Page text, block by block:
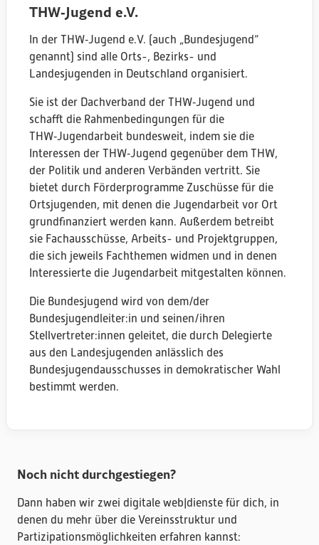
Hannover
Hannover
Verden
Oldenburg
Bremen
Oldenburg
Göttingen
Buxtehude
Hannover
Buxtehude
Braunschweig
Braunschweig
Hannover
Oldenburg
Lingen
Braunschweig
Verden
Lingen
Lingen
Göttingen
THW‑Jugend e.V.
In der THW‑Jugend e.V. (auch „Bundesjugend“
genannt) sind alle Orts-, Bezirks- und
Landesjugenden in Deutschland organisiert.
Sie ist der Dachverband der THW‑Jugend und
schafft die Rahmenbedingungen für die
THW‑Jugendarbeit bundesweit, indem sie die
Interessen der THW‑Jugend gegenüber dem THW,
der Politik und anderen Verbänden vertritt. Sie
bietet durch Förderprogramme Zuschüsse für die
Ortsjugenden, mit denen die Jugendarbeit vor Ort
grundfinanziert werden kann. Außerdem betreibt
sie Fachausschüsse, Arbeits- und Projektgruppen,
die sich jeweils Fachthemen widmen und in denen
Interessierte die Jugendarbeit mitgestalten können.
Die Bundesjugend wird von dem/der
Bundesjugendleiter:in und seinen/ihren
Stellvertreter:innen geleitet, die durch Delegierte
aus den Landesjugenden anlässlich des
Bundesjugendausschusses in demokratischer Wahl
bestimmt werden.
Noch nicht durchgestiegen?
Dann haben wir zwei digitale web|dienste für dich, in
denen du mehr über die Vereinsstruktur und
Partizipationsmöglichkeiten erfahren kannst: